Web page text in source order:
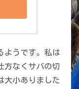
ようです。私は
方なくサバの切
大小ありました